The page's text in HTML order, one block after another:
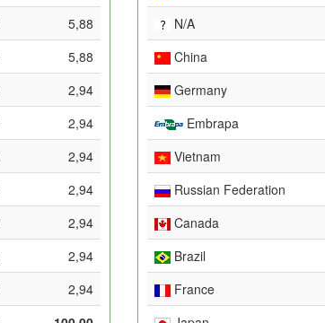
5,88
5,88
2,94
2,94
2,94
2,94
2,94
2,94
2,94
N/A
China
Germany
Embrapa
Vietnam
Russian Federation
Canada
Brazil
France